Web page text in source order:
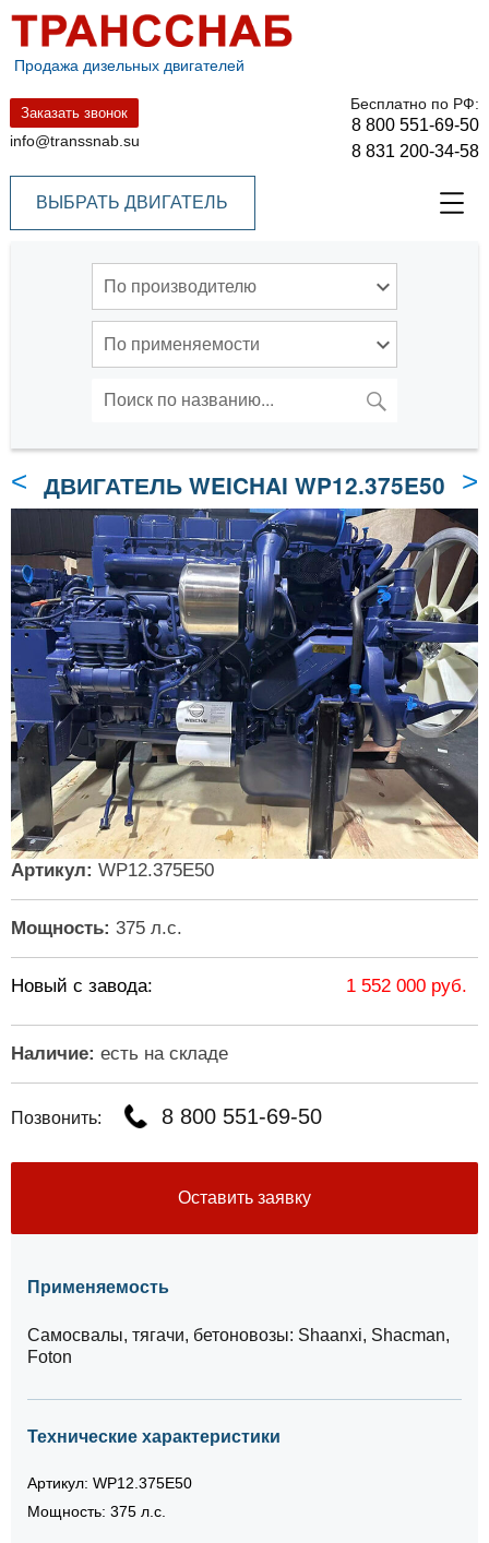
Продажа дизельных двигателей
Заказать звонок
info@transsnab.su
Бесплатно по РФ:
8 800 551-69-50
8 831 200-34-58
ВЫБРАТЬ ДВИГАТЕЛЬ
По производителю
По применяемости
Искать:
< ДВИГАТЕЛЬ WEICHAI WP12.375E50 >
Артикул: WP12.375E50
Мощность: 375 л.с.
Новый с завода: 1 552 000 руб.
Наличие: есть на складе
Позвонить: 8 800 551-69-50
Оставить заявку
Применяемость
Самосвалы, тягачи, бетоновозы: Shaanxi, Shacman,
Foton
Технические характеристики
Артикул: WP12.375E50
Мощность: 375 л.с.